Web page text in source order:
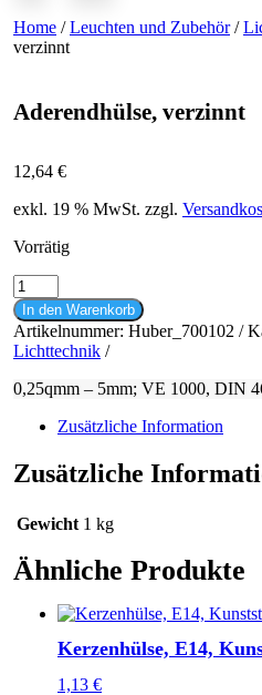
Home /Leuchten und Zubehör/
verzinnt
Aderendhülse, verzinnt
12,64 €
exkl. 19 % MwSt. zzgl.
Vorrätig
Aderendhülse,
verzinnt
Menge
In den Warenkorb
Artikelnummer: Huber_700102
Lichttechnik
0,25qmm – 5mm; VE 1000, DIN
Zusätzliche Information
Zusätzliche
Gewicht 1 kg
Ähnliche Produkte
Kerzenhülse, E14,
1,13 €